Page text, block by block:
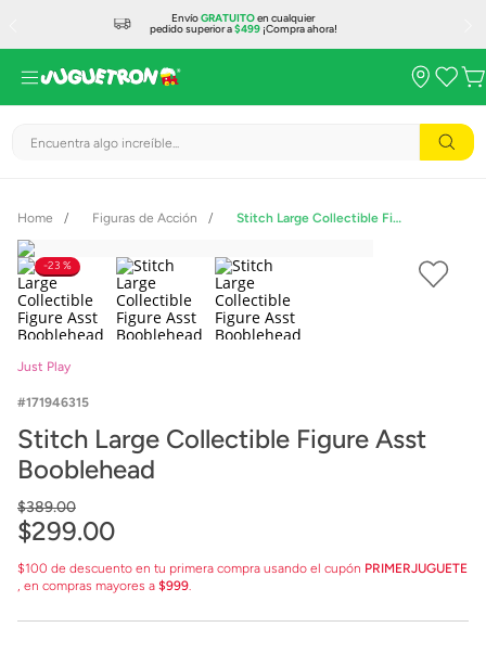
EnvíoGRATUITOen cualquier
pedido superior a$499¡Compra ahora!
Encuentra algo increíble...
Figuras de Acción Stitch Large Collectible Figure Asst Booblehead
23 %
Just Play
171946315
Stitch Large Collectible Figure Asst
Booblehead
$389.00
$299.00
$100 de descuento en tu primera compra usando el cupón PRIMERJUGUETE
, en compras mayores a $999.